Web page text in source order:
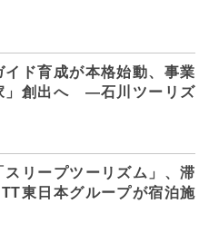
ド育成が本格始動、事業
」創出へ ―石川ツーリズ
リープツーリズム」、滞
東日本グループが宿泊施